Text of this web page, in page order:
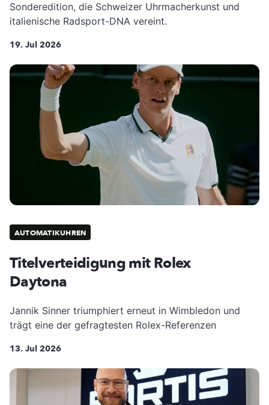
Sonderedition, die Schweizer Uhrmacherkunst und
italienische Radsport-DNA vereint.
19. Jul 2026
AUTOMATIKUHREN
Titelverteidigung mit Rolex
Daytona
Jannik Sinner triumphiert erneut in Wimbledon und
trägt eine der gefragtesten Rolex-Referenzen
13. Jul 2026